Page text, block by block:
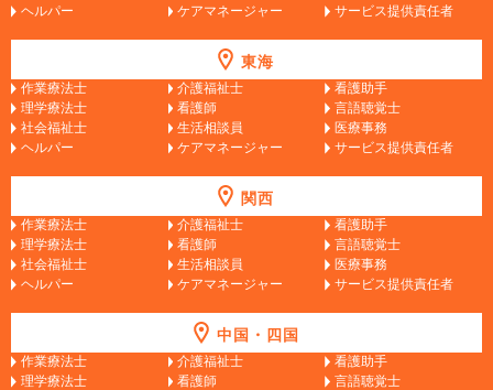
ヘルパー
ケアマネージャー サービス提供責任者
東海
作業療法士 介護福祉士
看護助手
理学療法士
看護師
言語聴覚士
社会福祉士
生活相談員
医療事務
ヘルパー
ケアマネージャー サービス提供責任者
関西
作業療法士 介護福祉士
看護助手
理学療法士
看護師
言語聴覚士
社会福祉士
生活相談員
医療事務
ヘルパー
ケアマネージャー サービス提供責任者
中国・四国
作業療法士 介護福祉士
看護助手
理学療法士
看護師
言語聴覚士